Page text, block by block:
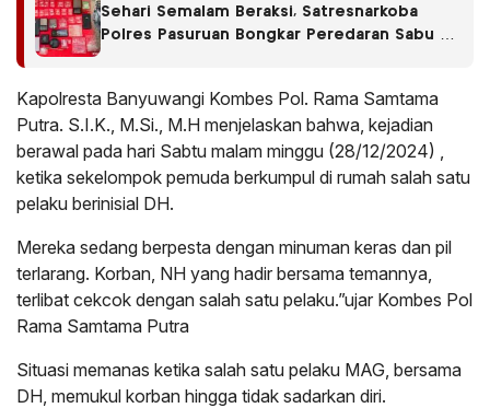
Sehari Semalam Beraksi, Satresnarkoba
Polres Pasuruan Bongkar Peredaran Sabu di
Kapolresta Banyuwangi Kombes Pol. Rama Samtama
Putra. S.I.K., M.Si., M.H menjelaskan bahwa, kejadian
berawal pada hari Sabtu malam minggu (28/12/2024) ,
ketika sekelompok pemuda berkumpul di rumah salah satu
pelaku berinisial DH.
Mereka sedang berpesta dengan minuman keras dan pil
terlarang. Korban, NH yang hadir bersama temannya,
terlibat cekcok dengan salah satu pelaku.”ujar Kombes Pol
Rama Samtama Putra
Situasi memanas ketika salah satu pelaku MAG, bersama
DH, memukul korban hingga tidak sadarkan diri.